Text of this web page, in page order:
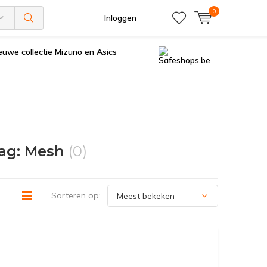
Inloggen
0
collectie Mizuno en Asics
Mesh (0)
Sorteren op: